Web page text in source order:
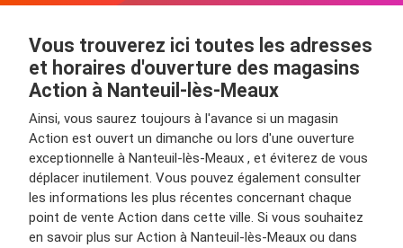
Vous trouverez ici toutes les adresses
et horaires d'ouverture des magasins
Action à Nanteuil-lès-Meaux
Ainsi, vous saurez toujours à l'avance si un magasin
Action est ouvert un dimanche ou lors d'une ouverture
exceptionnelle à Nanteuil-lès-Meaux , et éviterez de vous
déplacer inutilement. Vous pouvez également consulter
les informations les plus récentes concernant chaque
point de vente Action dans cette ville. Si vous souhaitez
en savoir plus sur Action à Nanteuil-lès-Meaux ou dans